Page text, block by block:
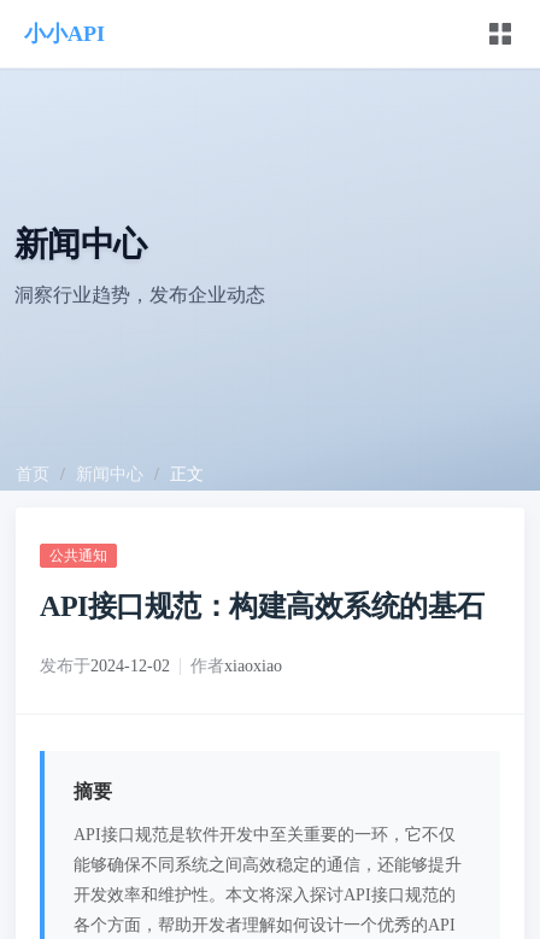
小小API
新闻中心
洞察行业趋势，发布企业动态
首页 / 新闻中心 / 正文
公共通知
API接口规范：构建高效系统的基石
发布于2024-12-02 作者xiaoxiao
摘要
API接口规范是软件开发中至关重要的一环，它不仅
能够确保不同系统之间高效稳定的通信，还能够提升
开发效率和维护性。本文将深入探讨API接口规范的
各个方面，帮助开发者理解如何设计一个优秀的API